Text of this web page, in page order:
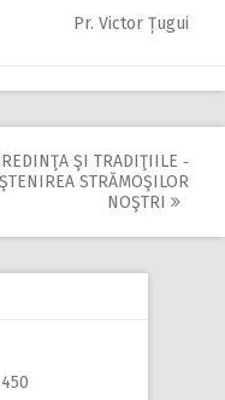
Pr. Victor Țugui
ŞI TRADIŢIILE ‑
STRĂMOŞILOR
NOŞTRI